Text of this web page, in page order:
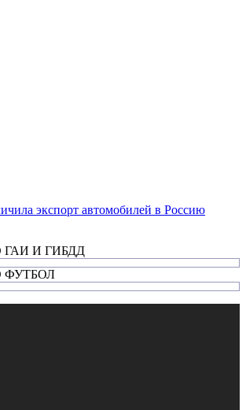
экспорт автомобилей в Россию
И ГИБДД
ФУТБОЛ